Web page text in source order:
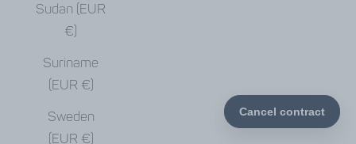
Sudan (EUR
€)
Suriname
(EUR €)
Sweden
(EUR €)